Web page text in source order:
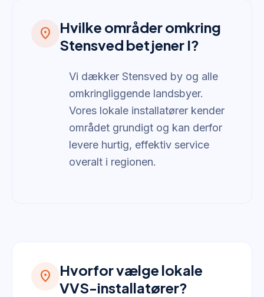
location_on
Hvilke områder omkring
Stensved betjener I?
Vi dækker Stensved by og alle
omkringliggende landsbyer.
Vores lokale installatører kender
området grundigt og kan derfor
levere hurtig, effektiv service
overalt i regionen.
location_on
Hvorfor vælge lokale
VVS-installatører?